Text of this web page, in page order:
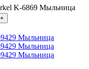
K-6869 Мыльница